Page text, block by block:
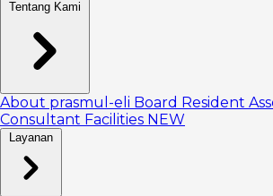
Tentang Kami
About prasmul-eli Board Resident
Consultant Facilities NEW
Layanan